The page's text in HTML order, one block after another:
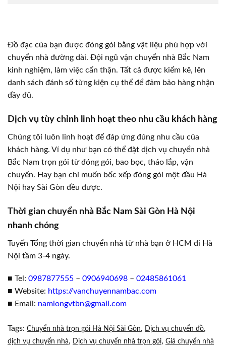
Đồ đạc của bạn được đóng gói bằng vật liệu phù hợp với
chuyển nhà đường dài. Đội ngũ vận chuyển nhà Bắc Nam
kinh nghiệm, làm việc cẩn thận. Tất cả được kiểm kê, lên
danh sách đánh số từng kiện cụ thể để đảm bảo hàng nhận
đầy đủ.
Dịch vụ tùy chỉnh linh hoạt theo nhu cầu khách hàng
Chúng tôi luôn linh hoạt để đáp ứng đúng nhu cầu của
khách hàng. Ví dụ như bạn có thể đặt dịch vụ chuyển nhà
Bắc Nam trọn gói từ đóng gói, bao bọc, tháo lắp, vận
chuyển. Hay bạn chỉ muốn bốc xếp đóng gói một đầu Hà
Nội hay Sài Gòn đều được.
Thời gian chuyển nhà Bắc Nam Sài Gòn Hà Nội
nhanh chóng
Tuyến Tổng thời gian chuyển nhà từ nhà bạn ở HCM đi Hà
Nội tầm 3-4 ngày.
■ Tel: 0987877555 – 0906940698 – 02485861061
■ Website: https://vanchuyennambac.com
■ Email: namlongvtbn@gmail.com
Tags: Chuyển nhà trọn gói Hà Nội Sài Gòn, Dịch vụ chuyển đồ,
dịch vụ chuyển nhà, Dịch vụ chuyển nhà trọn gói, Giá chuyển nhà